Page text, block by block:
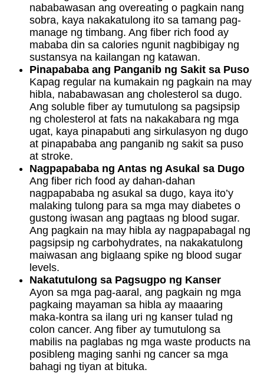
nababawasan ang overeating o pagkain nang
sobra, kaya nakakatulong ito sa tamang pag-
manage ng timbang. Ang fiber rich food ay
mababa din sa calories ngunit nagbibigay ng
sustansya na kailangan ng katawan.
Pinapababa ang Panganib ng Sakit sa Puso
Kapag regular na kumakain ng pagkain na may
hibla, nababawasan ang cholesterol sa dugo.
Ang soluble fiber ay tumutulong sa pagsipsip
ng cholesterol at fats na nakakabara ng mga
ugat, kaya pinapabuti ang sirkulasyon ng dugo
at pinapababa ang panganib ng sakit sa puso
at stroke.
Nagpapababa ng Antas ng Asukal sa Dugo
Ang fiber rich food ay dahan-dahan
nagpapababa ng asukal sa dugo, kaya ito’y
malaking tulong para sa mga may diabetes o
gustong iwasan ang pagtaas ng blood sugar.
Ang pagkain na may hibla ay nagpapabagal ng
pagsipsip ng carbohydrates, na nakakatulong
maiwasan ang biglaang spike ng blood sugar
levels.
Nakatutulong sa Pagsugpo ng Kanser
Ayon sa mga pag-aaral, ang pagkain ng mga
pagkaing mayaman sa hibla ay maaaring
maka-kontra sa ilang uri ng kanser tulad ng
colon cancer. Ang fiber ay tumutulong sa
mabilis na paglabas ng mga waste products na
posibleng maging sanhi ng cancer sa mga
bahagi ng tiyan at bituka.